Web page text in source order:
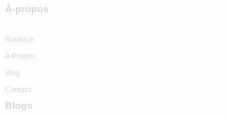
À-propos
Boutique
A Propos
Blog
Contact
Blogs